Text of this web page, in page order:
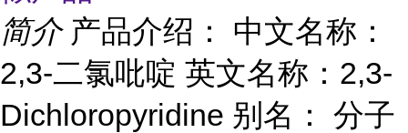
简介 产品介绍： 中文名称：
2,3-二氯吡啶 英文名称：2,3-
Dichloropyridine 别名： 分子